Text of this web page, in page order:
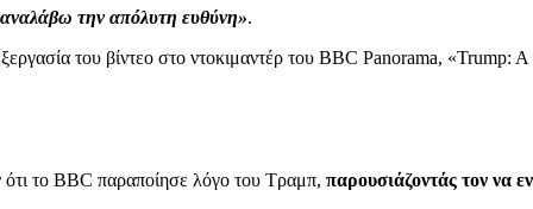
την απόλυτη ευθύνη».
του βίντεο στο ντοκιμαντέρ του BBC Panorama, «Trump:
ότι το BBC παραποίησε λόγο του Τραμπ, παρουσιάζοντάς τον να